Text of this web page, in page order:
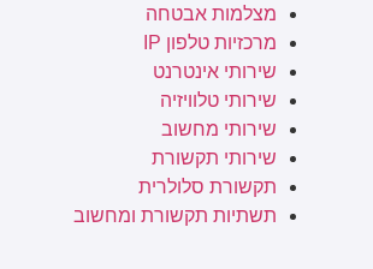
מצלמות אבטחה
מרכזיות טלפון IP
שירותי אינטרנט
שירותי טלוויזיה
שירותי מחשוב
שירותי תקשורת
תקשורת סלולרית
תשתיות תקשורת ומחשוב